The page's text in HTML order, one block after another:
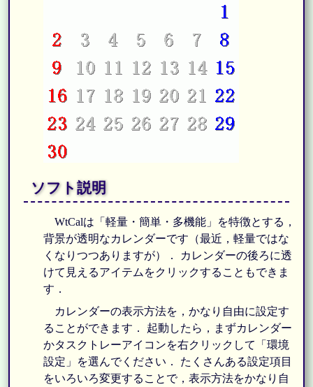
ソフト説明
WtCalは「軽量・簡単・多機能」を特徴とする，
背景が透明なカレンダーです（最近，軽量ではな
くなりつつありますが）． カレンダーの後ろに透
けて見えるアイテムをクリックすることもできま
す．
カレンダーの表示方法を，かなり自由に設定す
ることができます． 起動したら，まずカレンダー
かタスクトレーアイコンを右クリックして「環境
設定」を選んでください． たくさんある設定項目
をいろいろ変更することで，表示方法をかなり自